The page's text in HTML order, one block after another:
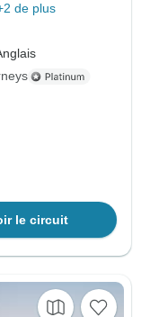
de plus
le circuit